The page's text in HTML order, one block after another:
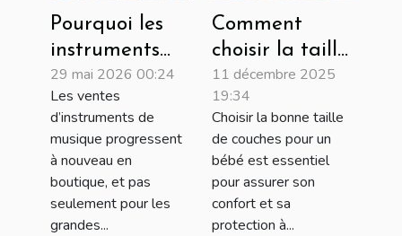
Pourquoi les
instruments
artisanaux
connaissent un
regain en
boutique
physique
29 mai 2026 00:24
Les ventes
d’instruments de
musique progressent
à nouveau en
boutique, et pas
seulement pour les
grandes...
Comment
choisir la taille
de couches
adaptée à
chaque phase
de croissance
de votre bébé?
11 décembre 2025
19:34
Choisir la bonne taille
de couches pour un
bébé est essentiel
pour assurer son
confort et sa
protection à...